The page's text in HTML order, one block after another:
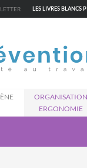
LES LIVRES BLANCS
ORGANISATION
ERGONOMIE